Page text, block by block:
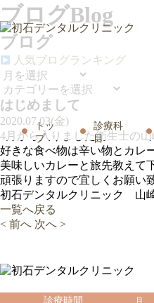
トッ
プ
診療科
目
ブログBlog
ブログ
人気ブログランキング
はじめまして
2020.07.03(金)
4月から入りました衛生士の山
好きな食べ物は辛い物とカレ
美味しいカレーと旅先教えて
頑張りますので宜しくお願い
初石デンタルクリニック 山
一覧へ戻る
< 前へ 次へ >
診療時間 月